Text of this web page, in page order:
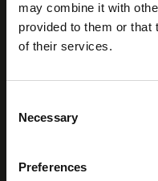
may combine it with
provided to them or that
of their services.
Selection
Necessary
Preferences